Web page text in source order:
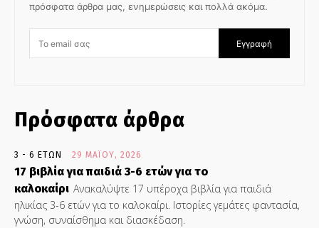
πρόσφατα άρθρα μας, ενημερώσεις και πολλά ακόμα.
Εγγραφή
Πρόσφατα άρθρα
3 - 6 ΕΤΏΝ 29 ΜΑΪ́ΟΥ, 2026
17 βιβλία για παιδιά 3-6 ετών για το
καλοκαίρι Ανακαλύψτε 17 υπέροχα βιβλία για παιδιά
ηλικίας 3-6 ετών για το καλοκαίρι. Ιστορίες γεμάτες φαντασία,
γνώση, συναίσθημα και διασκέδαση.